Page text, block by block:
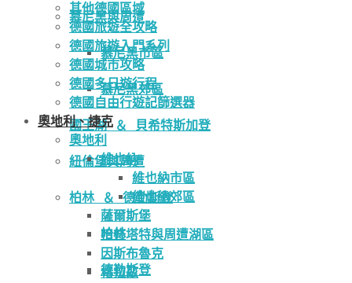
慕尼黑與周遭
慕尼黑市區
慕尼黑郊區
國王湖 ＆ 貝希特斯加登
紐倫堡與周遭
柏林 ＆ 德勒斯登
柏林
德勒斯登
其他德國區域
德國旅遊全攻略
德國旅遊入門系列
德國城市攻略
德國多日遊行程
德國自由行遊記篩選器
奧地利、捷克
奧地利
維也納
維也納市區
維也納郊區
薩爾斯堡
哈修塔特與周遭湖區
因斯布魯克
格拉茲